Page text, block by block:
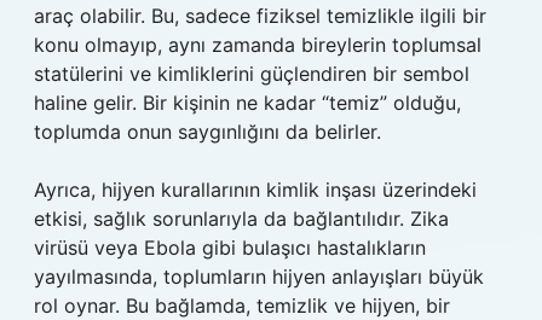
araç olabilir. Bu, sadece fiziksel temizlikle ilgili bir
konu olmayıp, aynı zamanda bireylerin toplumsal
statülerini ve kimliklerini güçlendiren bir sembol
haline gelir. Bir kişinin ne kadar “temiz” olduğu,
toplumda onun saygınlığını da belirler.
Ayrıca, hijyen kurallarının kimlik inşası üzerindeki
etkisi, sağlık sorunlarıyla da bağlantılıdır. Zika
virüsü veya Ebola gibi bulaşıcı hastalıkların
yayılmasında, toplumların hijyen anlayışları büyük
rol oynar. Bu bağlamda, temizlik ve hijyen, bir